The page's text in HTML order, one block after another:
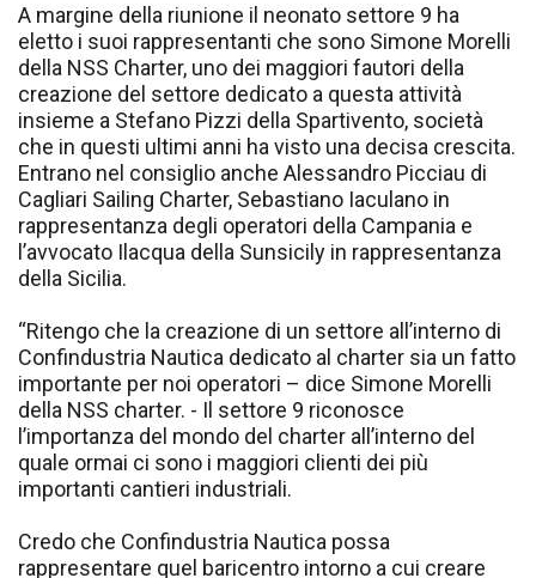
A margine della riunione il neonato settore 9 ha
eletto i suoi rappresentanti che sono Simone Morelli
della NSS Charter, uno dei maggiori fautori della
creazione del settore dedicato a questa attività
insieme a Stefano Pizzi della Spartivento, società
che in questi ultimi anni ha visto una decisa crescita.
Entrano nel consiglio anche Alessandro Picciau di
Cagliari Sailing Charter, Sebastiano Iaculano in
rappresentanza degli operatori della Campania e
l’avvocato Ilacqua della Sunsicily in rappresentanza
della Sicilia.
“Ritengo che la creazione di un settore all’interno di
Confindustria Nautica dedicato al charter sia un fatto
importante per noi operatori – dice Simone Morelli
della NSS charter. - Il settore 9 riconosce
l’importanza del mondo del charter all’interno del
quale ormai ci sono i maggiori clienti dei più
importanti cantieri industriali.
Credo che Confindustria Nautica possa
rappresentare quel baricentro intorno a cui creare